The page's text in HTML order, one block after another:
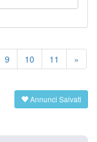
9 10 11 »
Annunci Salvati